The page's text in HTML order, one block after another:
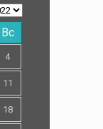
Вс
4
11
18